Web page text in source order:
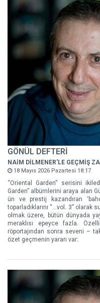
GÖNÜL DEFTERİ
NAİM DİLMENER'LE GEÇMİŞ
18 Mayıs 2026 Pazartesi 18:17
“Oriental Garden” serisini
Garden” albümlerini araya alan
ün ve prestij kazandıran
toparladıklarını “…vol. 3” olarak
olmak üzere, bütün dünyada
meraklısı epeyce fazla.
röportajından sonra seveni –
özet geçmenin yararı var: